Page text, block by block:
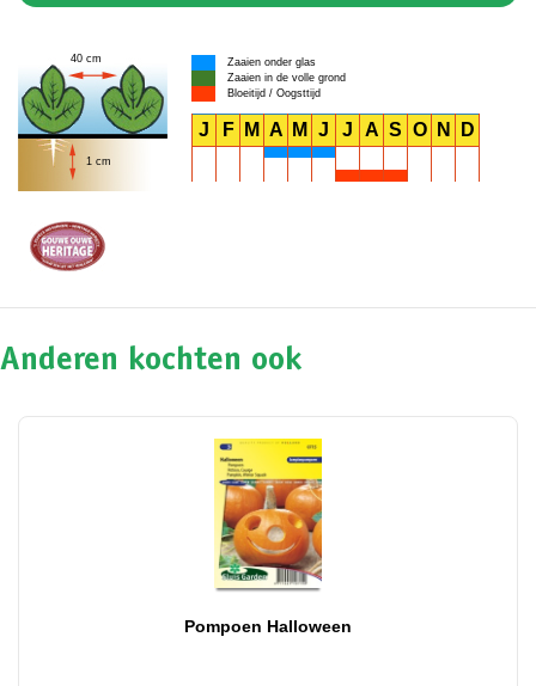
1 cm
40 cm
Zaaien onder glas
Zaaien in de volle grond
Bloeitijd / Oogsttijd
J F M A M J J A S O N D
Anderen kochten ook
Pompoen Halloween